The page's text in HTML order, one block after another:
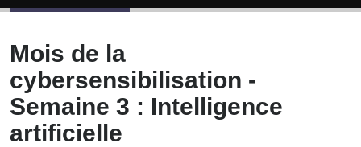
Mois de la
cybersensibilisation -
Semaine 3 : Intelligence
artificielle